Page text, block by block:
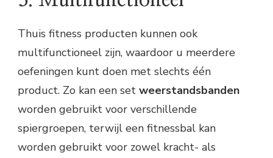
Thuis fitness producten kunnen ook
multifunctioneel zijn, waardoor u meerdere
oefeningen kunt doen met slechts één
product. Zo kan een set weerstandsbanden
worden gebruikt voor verschillende
spiergroepen, terwijl een fitnessbal kan
worden gebruikt voor zowel kracht- als